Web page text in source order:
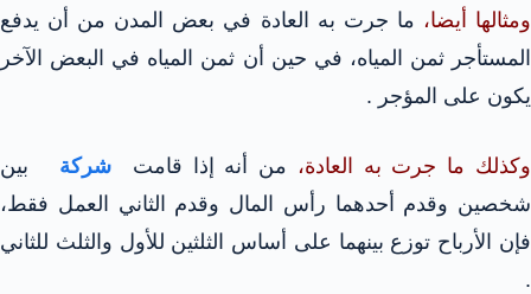
ومثالها أيضا، ما جرت به العادة في بعض المدن من أن يدفع
المستأجر ثمن المياه، في حين أن ثمن المياه في البعض الآخر
يكون على المؤجر .
وكذلك ما جرت به العادة، من أنه إذا قامت شركة
بين
شخصين وقدم أحدهما رأس المال وقدم الثاني العمل فقط،
فإن الأرباح توزع بينهما على أساس الثلثين للأول والثلث للثاني
.